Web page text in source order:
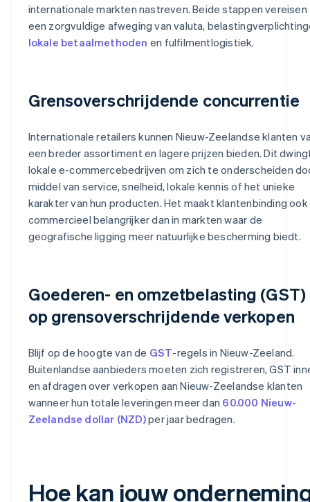
internationale markten nastreven. Beide stappen vereisen
een zorgvuldige afweging van valuta,
lokale betaalmethoden en fulfilmentlogistiek.
Grensoverschrijdende concurrentie
Internationale retailers kunnen Nieuw-Zeelandse klanten
een breder assortiment en lagere prijzen bieden. Dit
lokale e-commercebedrijven om zich te onderscheiden
middel van service, snelheid, lokale kennis of het unieke
karakter van hun producten. Het maakt klantenbinding ook
commercieel belangrijker dan in markten waar de
geografische ligging meer natuurlijke bescherming biedt.
Goederen- en omzetbelasting (GST)
op grensoverschrijdende verkopen
Blijf op de hoogte van de GST-regels in Nieuw-Zeeland.
Buitenlandse aanbieders moeten zich registreren, GST
en afdragen over verkopen aan Nieuw-Zeelandse klanten
wanneer hun totale leveringen meer dan 60.000 Nieuw-
Zeelandse dollar (NZD)per jaar bedragen.
Hoe kan jouw